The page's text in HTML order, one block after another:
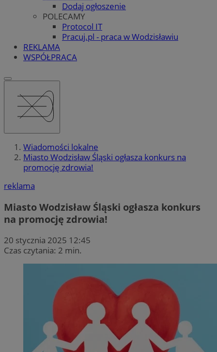
Dodaj ogłoszenie
POLECAMY
Protocol IT
Pracuj.pl - praca w Wodzisławiu
REKLAMA
WSPÓŁPRACA
Wiadomości lokalne
Miasto Wodzisław Śląski ogłasza konkurs na
promocję zdrowia!
reklama
Miasto Wodzisław Śląski ogłasza konkurs
na promocję zdrowia!
20 stycznia 2025 12:45
Czas czytania: 2 min.